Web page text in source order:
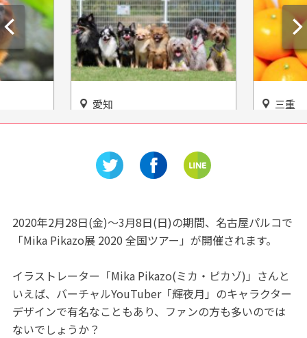
な動
愛知
可愛いわんちゃんと触れあえ
三重
道の駅
2020年2月28日(金)～3月8日(日)の期間、名古屋パルコで
「Mika Pikazo展 2020 全国ツアー」が開催されます。
イラストレーター「Mika Pikazo(ミカ・ピカゾ)」さんと
いえば、バーチャルYouTuber「輝夜月」のキャラクター
デザインで有名なこともあり、ファンの方も多いのでは
ないでしょうか？